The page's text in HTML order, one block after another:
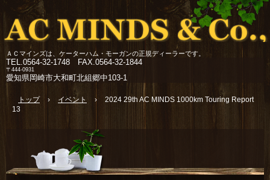
ＡＣマインズは、ケーターハム・モーガンの正規ディーラーです。
TEL.0564-32-1748 FAX.0564-32-1844
〒444-0931
愛知県岡崎市大和町北組郷中103-1
トップ › イベント ›
2024 29th AC MINDS 1000km Touring Report
13